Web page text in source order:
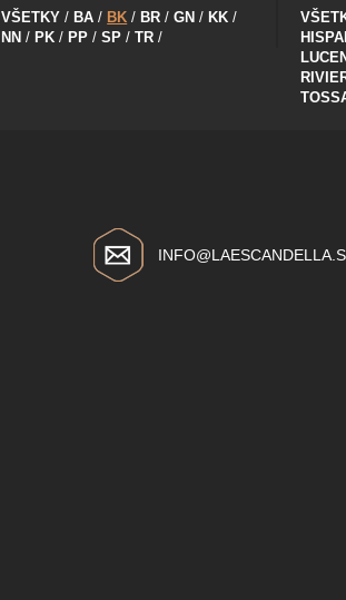
VŠETKY BA BK BR GN
KK
NN
PK PP SP TR